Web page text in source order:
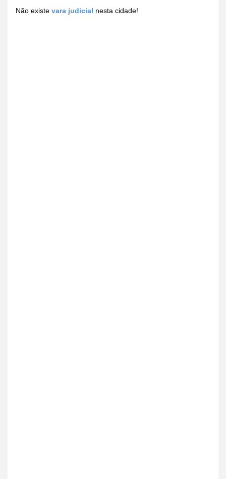
Não existe vara judicial nesta cidade!